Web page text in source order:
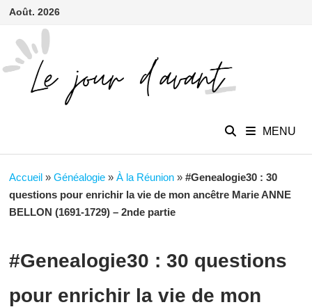
Passer
contenu
Août. 2026
MENU
Accueil» Généalogie» À la Réunion» #Genealogie30 : 30
questions pour enrichir la vie de mon ancêtre Marie ANNE
BELLON (1691-1729) – 2nde partie
#Genealogie30 : 30 questions
pour enrichir la vie de mon